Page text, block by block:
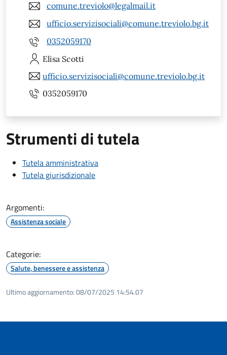
comune.treviolo@legalmail.it
ufficio.servizisociali@comune.treviolo.bg.it
0352059170
Elisa Scotti
ufficio.servizisociali@comune.treviolo.bg.it
0352059170
Strumenti di tutela
Tutela amministrativa
Tutela giurisdizionale
Argomenti:
Assistenza sociale
Categorie:
Salute, benessere e assistenza
Ultimo aggiornamento:08/07/2025 14:54.07